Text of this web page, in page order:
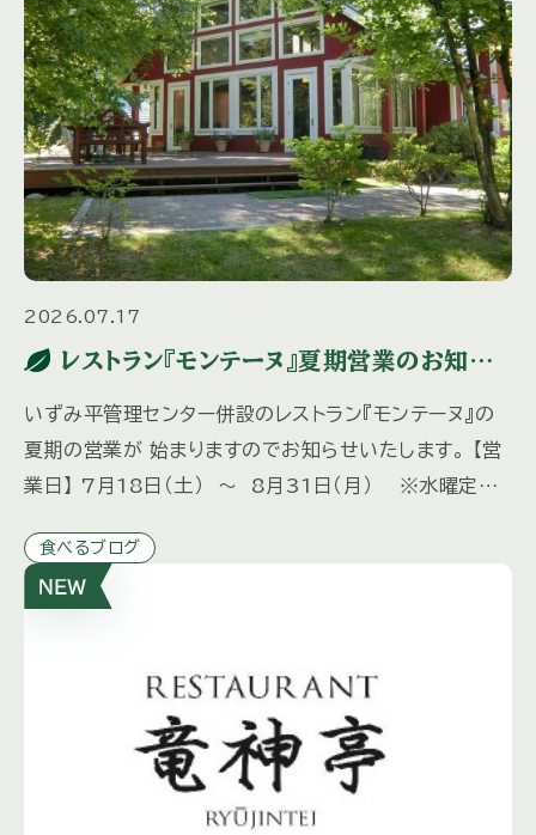
2026.07.17
レストラン『モンテーヌ』夏期営業のお知ら
いずみ平管理センター併設のレストラン『モンテーヌ』の
夏期の営業が 始まりますのでお知らせいたします。 【営
業日】 7月18日（土） ～ 8月31日（月） ※水曜定
[…]
食べるブログ